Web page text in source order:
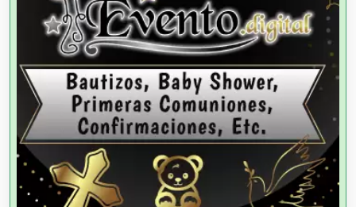
Agencias de Viajes
Agricultores
Agricultura y Ganadería
Agua Purificada